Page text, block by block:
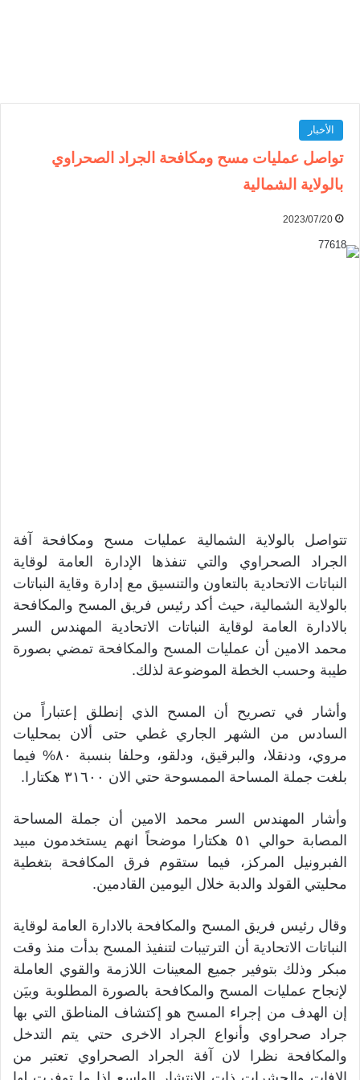
الأخبار
تواصل عمليات مسح ومكافحة الجراد الصحراوي
بالولاية الشمالية
2023/07/20
تتواصل بالولاية الشمالية عمليات مسح ومكافحة آفة
الجراد الصحراوي والتي تنفذها الإدارة العامة لوقاية
النباتات الاتحادية بالتعاون والتنسيق مع إدارة وقاية النباتات
بالولاية الشمالية، حيث أكد رئيس فريق المسح والمكافحة
بالادارة العامة لوقاية النباتات الاتحادية المهندس السر
محمد الامين أن عمليات المسح والمكافحة تمضي بصورة
طيبة وحسب الخطة الموضوعة لذلك.
وأشار في تصريح أن المسح الذي إنطلق إعتباراً من
السادس من الشهر الجاري غطي حتى ألان بمحليات
مروي، ودنقلا، والبرقيق، ودلقو، وحلفا بنسبة ٨٠% فيما
بلغت جملة المساحة الممسوحة حتي الان ٣١٦٠٠ هكتارا.
وأشار المهندس السر محمد الامين أن جملة المساحة
المصابة حوالي ٥١ هكتارا موضحاً انهم يستخدمون مبيد
الفبرونيل المركز، فيما ستقوم فرق المكافحة بتغطية
محليتي القولد والدبة خلال اليومين القادمين.
وقال رئيس فريق المسح والمكافحة بالادارة العامة لوقاية
النباتات الاتحادية أن الترتيبات لتنفيذ المسح بدأت منذ وقت
مبكر وذلك بتوفير جميع المعينات اللازمة والقوي العاملة
لإنجاح عمليات المسح والمكافحة بالصورة المطلوبة وبيَن
إن الهدف من إجراء المسح هو إكتشاف المناطق التي بها
جراد صحراوي وأنواع الجراد الاخرى حتي يتم التدخل
والمكافحة نظرا لان آفة الجراد الصحراوي تعتبر من